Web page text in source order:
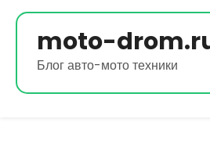
Перейти
содержимомуmoto-
Блог авто-мото техники